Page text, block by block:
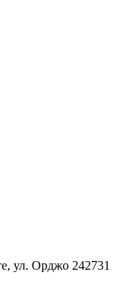
ул. Орджо 242731